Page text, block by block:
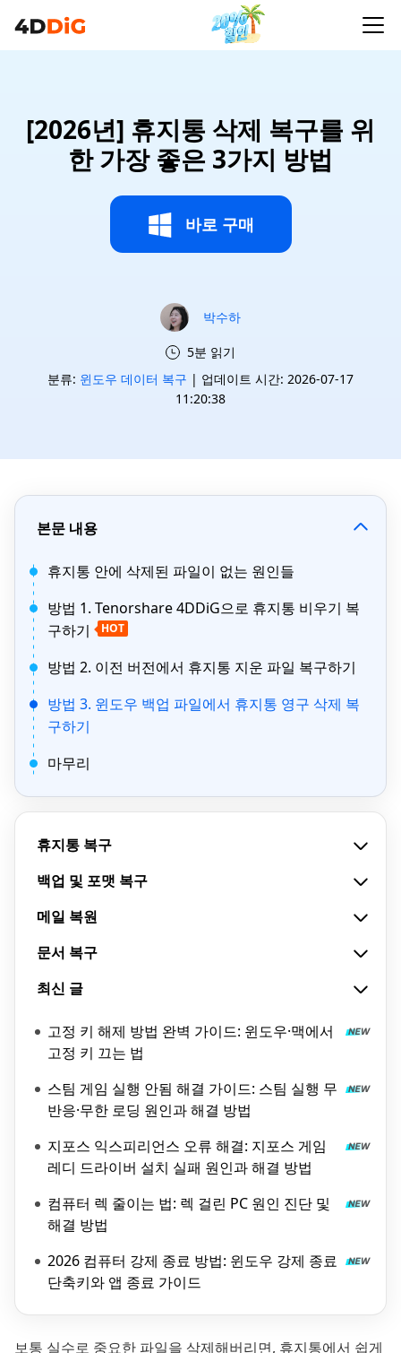
[2026년] 휴지통 삭제 복구를 위
한 가장 좋은 3가지 방법
바로 구매
박수하
5분 읽기
분류: 윈도우 데이터 복구 | 업데이트 시간: 2026-07-17
11:20:38
본문 내용
휴지통 안에 삭제된 파일이 없는 원인들
방법 1. Tenorshare 4DDiG으로 휴지통 비우기 복
구하기
HOT
방법 2. 이전 버전에서 휴지통 지운 파일 복구하기
방법 3. 윈도우 백업 파일에서 휴지통 영구 삭제 복
구하기
마무리
휴지통 복구
백업 및 포맷 복구
메일 복원
문서 복구
최신 글
고정 키 해제 방법 완벽 가이드: 윈도우·맥에서
고정 키 끄는 법
스팀 게임 실행 안됨 해결 가이드: 스팀 실행 무
반응·무한 로딩 원인과 해결 방법
지포스 익스피리언스 오류 해결: 지포스 게임
레디 드라이버 설치 실패 원인과 해결 방법
컴퓨터 렉 줄이는 법: 렉 걸린 PC 원인 진단 및
해결 방법
2026 컴퓨터 강제 종료 방법: 윈도우 강제 종료
단축키와 앱 종료 가이드
보통 실수로 중요한 파일을 삭제해버리면, 휴지통에서 쉽게